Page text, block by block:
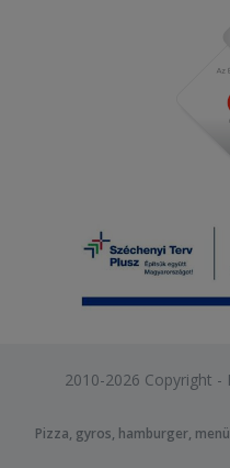
2010-2026 Copyright
Pizza, gyros, hamburger,